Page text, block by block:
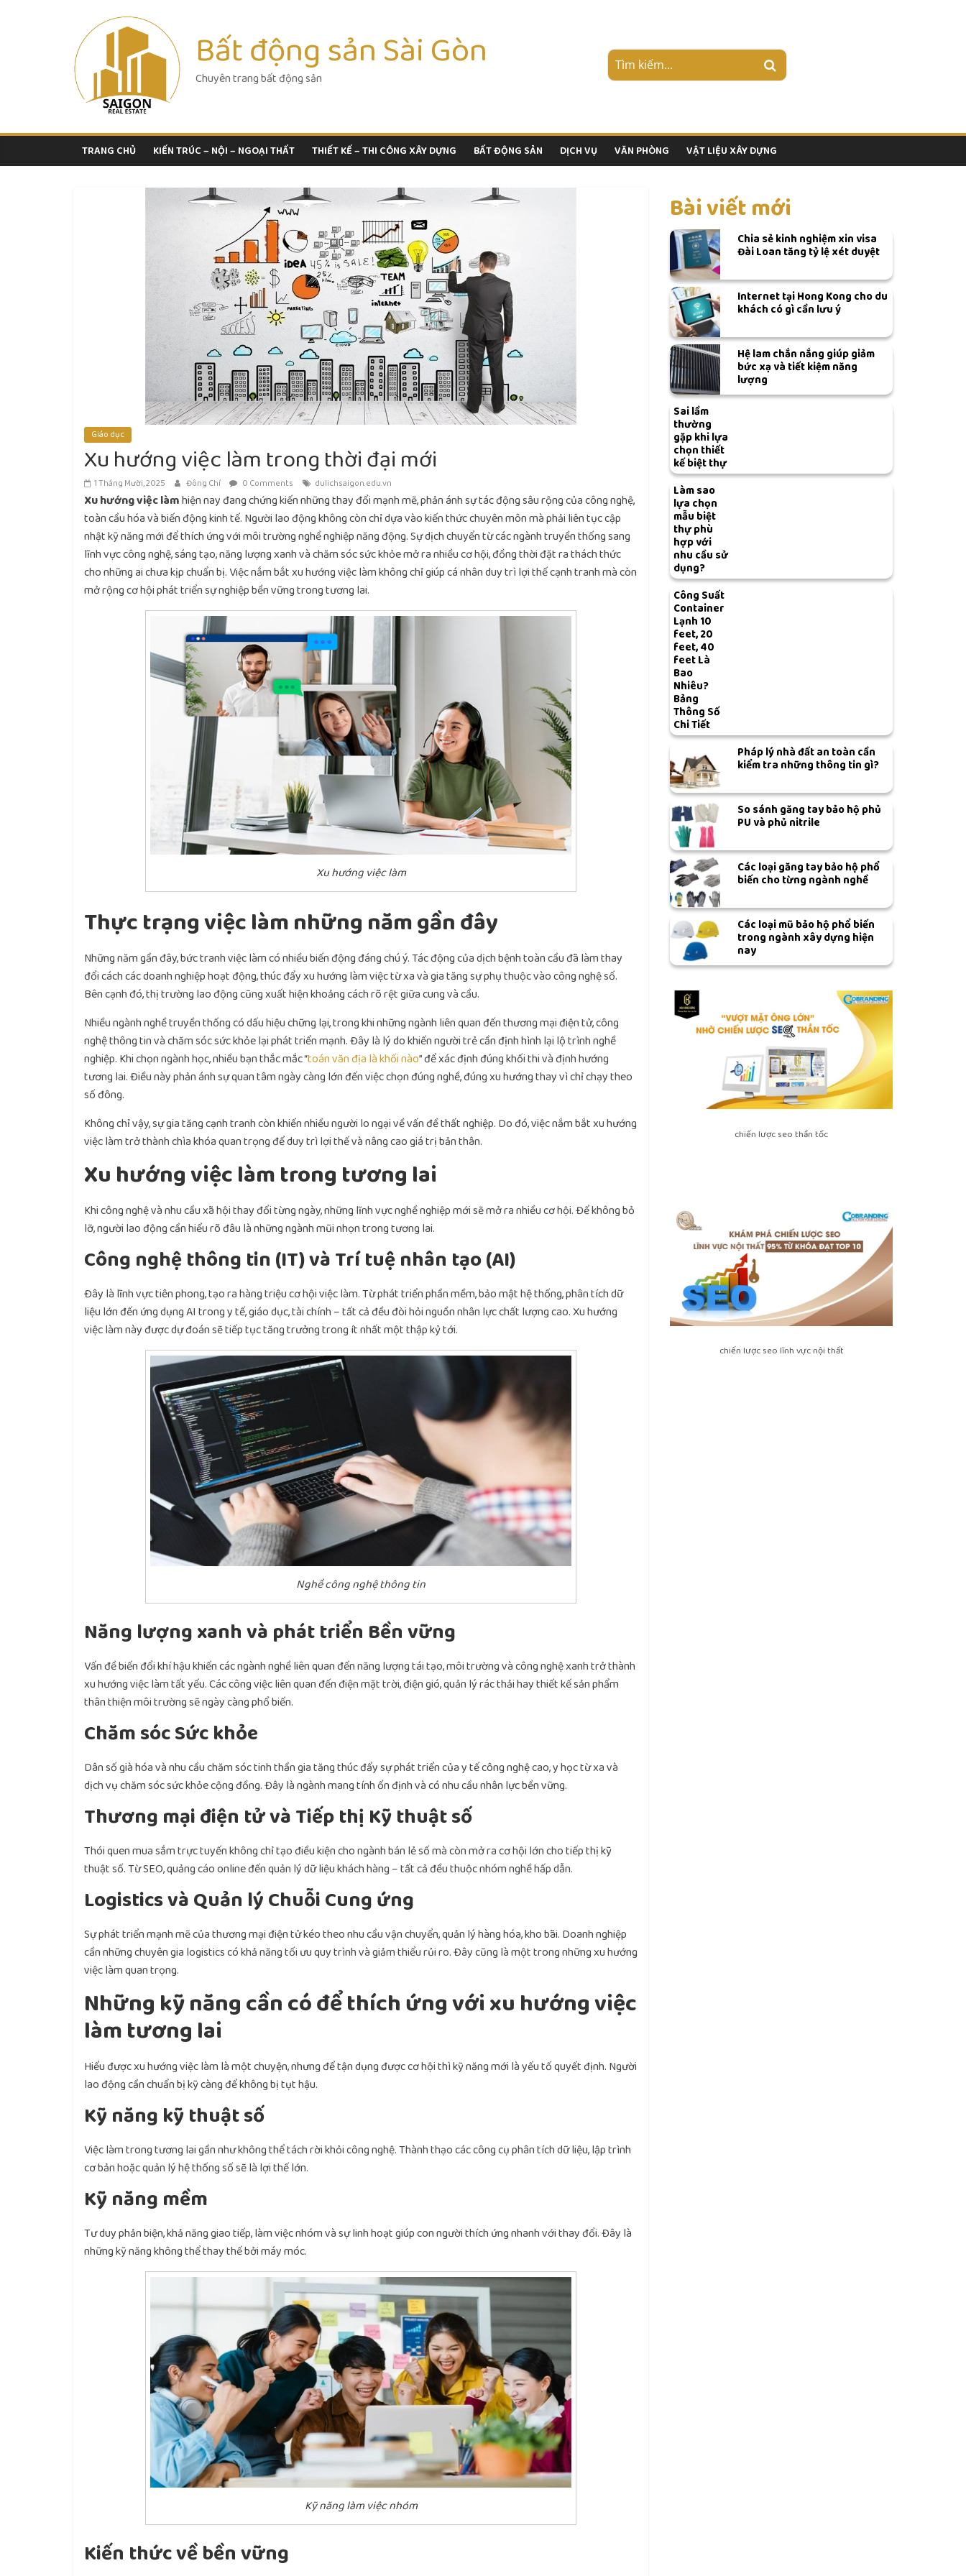
Bất động sản Sài Gòn
Chuyên trang bất động sản
TRANG CHỦ KIẾN TRÚC – NỘI – NGOẠI THẤT THIẾT KẾ – THI CÔNG XÂY DỰNG BẤT ĐỘNG SẢN DỊCH VỤ VĂN PHÒNG VẬT LIỆU XÂY DỰNG
Giáo dục
Xu hướng việc làm trong thời đại mới
1 Tháng Mười, 2025 Đông Chí 0 Comments dulichsaigon.edu.vn
Xu hướng việc làmhiện nay đang chứng kiến những thay đổi mạnh mẽ, phản ánh sự tác động sâu rộng của công nghệ,
toàn cầu hóa và biến động kinh tế. Người lao động không còn chỉ dựa vào kiến thức chuyên môn mà phải liên tục cập
nhật kỹ năng mới để thích ứng với môi trường nghề nghiệp năng động. Sự dịch chuyển từ các ngành truyền thống sang
lĩnh vực công nghệ, sáng tạo, năng lượng xanh và chăm sóc sức khỏe mở ra nhiều cơ hội, đồng thời đặt ra thách thức
cho những ai chưa kịp chuẩn bị. Việc nắm bắt xu hướng việc làm không chỉ giúp cá nhân duy trì lợi thế cạnh tranh mà còn
mở rộng cơ hội phát triển sự nghiệp bền vững trong tương lai.
Xu hướng việc làm
Thực trạng việc làm những năm gần đây
Những năm gần đây, bức tranh việc làm có nhiều biến động đáng chú ý. Tác động của dịch bệnh toàn cầu đã làm thay
đổi cách các doanh nghiệp hoạt động, thúc đẩy xu hướng làm việc từ xa và gia tăng sự phụ thuộc vào công nghệ số.
Bên cạnh đó, thị trường lao động cũng xuất hiện khoảng cách rõ rệt giữa cung và cầu.
Nhiều ngành nghề truyền thống có dấu hiệu chững lại, trong khi những ngành liên quan đến thương mại điện tử, công
nghệ thông tin và chăm sóc sức khỏe lại phát triển mạnh. Đây là lý do khiến người trẻ cần định hình lại lộ trình nghề
nghiệp. Khi chọn ngành học, nhiều bạn thắc mắc “toán văn địa là khối nào” để xác định đúng khối thi và định hướng
tương lai. Điều này phản ánh sự quan tâm ngày càng lớn đến việc chọn đúng nghề, đúng xu hướng thay vì chỉ chạy theo
số đông.
Không chỉ vậy, sự gia tăng cạnh tranh còn khiến nhiều người lo ngại về vấn đề thất nghiệp. Do đó, việc nắm bắt xu hướng
việc làm trở thành chìa khóa quan trọng để duy trì lợi thế và nâng cao giá trị bản thân.
Xu hướng việc làm trong tương lai
Khi công nghệ và nhu cầu xã hội thay đổi từng ngày, những lĩnh vực nghề nghiệp mới sẽ mở ra nhiều cơ hội. Để không bỏ
lỡ, người lao động cần hiểu rõ đâu là những ngành mũi nhọn trong tương lai.
Công nghệ thông tin (IT) và Trí tuệ nhân tạo (AI)
Đây là lĩnh vực tiên phong, tạo ra hàng triệu cơ hội việc làm. Từ phát triển phần mềm, bảo mật hệ thống, phân tích dữ
liệu lớn đến ứng dụng AI trong y tế, giáo dục, tài chính – tất cả đều đòi hỏi nguồn nhân lực chất lượng cao. Xu hướng
việc làm này được dự đoán sẽ tiếp tục tăng trưởng trong ít nhất một thập kỷ tới.
Nghề công nghệ thông tin
Năng lượng xanh và phát triển Bền vững
Vấn đề biến đổi khí hậu khiến các ngành nghề liên quan đến năng lượng tái tạo, môi trường và công nghệ xanh trở thành
xu hướng việc làm tất yếu. Các công việc liên quan đến điện mặt trời, điện gió, quản lý rác thải hay thiết kế sản phẩm
thân thiện môi trường sẽ ngày càng phổ biến.
Chăm sóc Sức khỏe
Dân số già hóa và nhu cầu chăm sóc tinh thần gia tăng thúc đẩy sự phát triển của y tế công nghệ cao, y học từ xa và
dịch vụ chăm sóc sức khỏe cộng đồng. Đây là ngành mang tính ổn định và có nhu cầu nhân lực bền vững.
Thương mại điện tử và Tiếp thị Kỹ thuật số
Thói quen mua sắm trực tuyến không chỉ tạo điều kiện cho ngành bán lẻ số mà còn mở ra cơ hội lớn cho tiếp thị kỹ
thuật số. Từ SEO, quảng cáo online đến quản lý dữ liệu khách hàng – tất cả đều thuộc nhóm nghề hấp dẫn.
Logistics và Quản lý Chuỗi Cung ứng
Sự phát triển mạnh mẽ của thương mại điện tử kéo theo nhu cầu vận chuyển, quản lý hàng hóa, kho bãi. Doanh nghiệp
cần những chuyên gia logistics có khả năng tối ưu quy trình và giảm thiểu rủi ro. Đây cũng là một trong những xu hướng
việc làm quan trọng.
Những kỹ năng cần có để thích ứng với xu hướng việc
làm tương lai
Hiểu được xu hướng việc làm là một chuyện, nhưng để tận dụng được cơ hội thì kỹ năng mới là yếu tố quyết định. Người
lao động cần chuẩn bị kỹ càng để không bị tụt hậu.
Kỹ năng kỹ thuật số
Việc làm trong tương lai gần như không thể tách rời khỏi công nghệ. Thành thạo các công cụ phân tích dữ liệu, lập trình
cơ bản hoặc quản lý hệ thống số sẽ là lợi thế lớn.
Kỹ năng mềm
Tư duy phản biện, khả năng giao tiếp, làm việc nhóm và sự linh hoạt giúp con người thích ứng nhanh với thay đổi. Đây là
những kỹ năng không thể thay thế bởi máy móc.
Kỹ năng làm việc nhóm
Kiến thức về bền vững
Bài viết mới
Chia sẻ kinh nghiệm xin visa
Đài Loan tăng tỷ lệ xét duyệt
Internet tại Hong Kong cho du
khách có gì cần lưu ý
Hệ lam chắn nắng giúp giảm
bức xạ và tiết kiệm năng
lượng
Sai lầm
thường
gặp khi lựa
chọn thiết
kế biệt thự
Làm sao
lựa chọn
mẫu biệt
thự phù
hợp với
nhu cầu sử
dụng?
Công Suất
Container
Lạnh 10
feet, 20
feet, 40
feet Là
Bao
Nhiêu?
Bảng
Thông Số
Chi Tiết
Pháp lý nhà đất an toàn cần
kiểm tra những thông tin gì?
So sánh găng tay bảo hộ phủ
PU và phủ nitrile
Các loại găng tay bảo hộ phổ
biến cho từng ngành nghề
Các loại mũ bảo hộ phổ biến
trong ngành xây dựng hiện
nay
chiến lược seo thần tốc
chiến lược seo lĩnh vực nội thất